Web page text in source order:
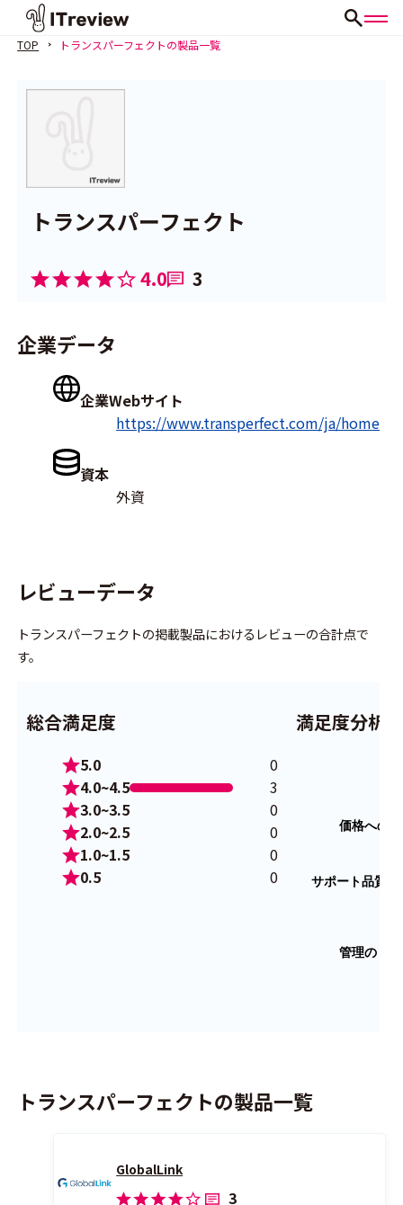
TOP トランスパーフェクトの製品一覧
トランスパーフェクト
4.0 3
企業データ
企業Webサイト
https://www.transperfect.com/ja/home
資本
外資
レビューデータ
トランスパーフェクトの掲載製品におけるレビューの合計点で
す。
総合満足度
5.0
0
4.0~4.5
3
3.0~3.5
0
2.0~2.5
0
1.0~1.5
0
0.5
0
満足度分析
トランスパーフェクトの製品一覧
GlobalLink
3